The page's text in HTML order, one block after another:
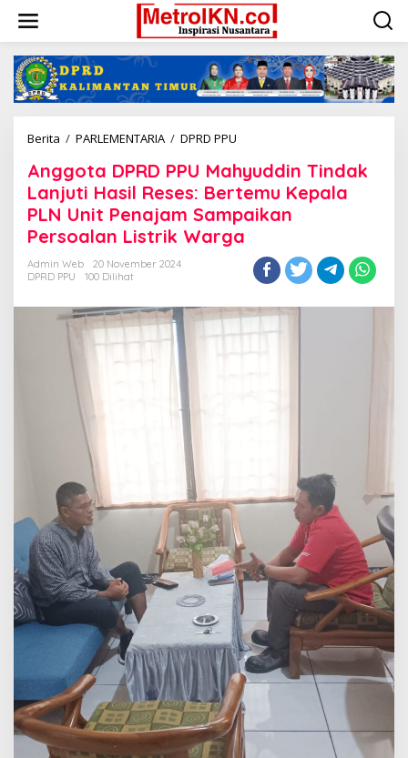
konten
Berita / PARLEMENTARIA / DPRD PPU
PPU
Mahyuddin
Tindak
Lanjuti
Hasil
Bertemu
Kepala
Unit
Penajam
Anggota DPRD PPU Mahyuddin Tindak
Lanjuti Hasil Reses: Bertemu Kepala
PLN Unit Penajam Sampaikan
Persoalan Listrik Warga
Admin Web
20 November 2024
DPRD PPU
100 Dilihat